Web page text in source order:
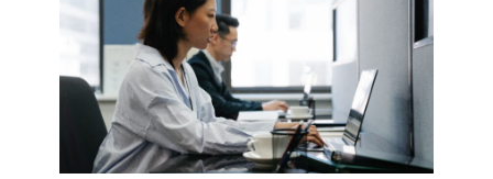
UZBEKISTAN
РАСШИРИЛАСЬ
ДО
102
СТРАН